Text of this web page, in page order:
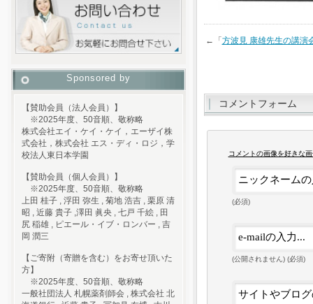
←「 方波見 康雄先生の講演
コメントフォーム
コメントの画像を好きな
(必須)
(公開されません) (必須)
Sponsored by
【賛助会員（法人会員）】
※2025年度、50音順、敬称略
株式会社エイ・ケイ・ケイ，エーザイ株
式会社，株式会社 エス・ディ・ロジ，学
校法人東日本学園
【賛助会員（個人会員）】
※2025年度、50音順、敬称略
上田 桂子 , 浮田 弥生 , 菊地 浩吉 , 栗原 清
昭 , 近藤 貴子 ,澤田 眞央 , 七戸 千絵 , 田
尻 稲雄 , ピエール・イブ・ロンバー , 吉
岡 潤三
【ご寄附（寄贈を含む）をお寄せ頂いた
方】
※2025年度、50音順、敬称略
一般社団法人 札幌薬剤師会 , 株式会社 北